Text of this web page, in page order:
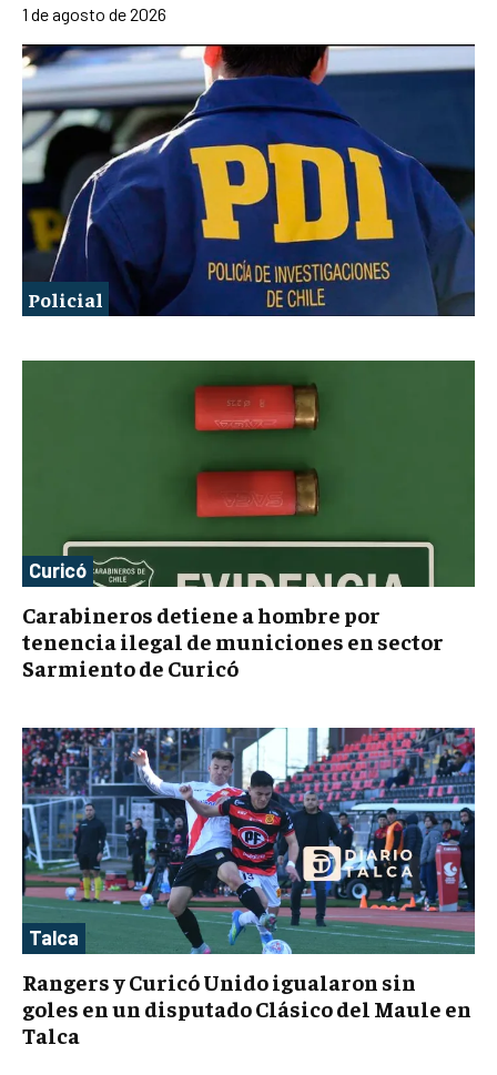
1 de agosto de 2026
Policial
Curicó
Carabineros detiene a hombre por
tenencia ilegal de municiones en sector
Sarmiento de Curicó
Talca
Rangers y Curicó Unido igualaron sin
goles en un disputado Clásico del Maule en
Talca